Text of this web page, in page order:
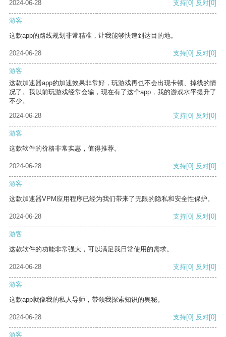
2024-06-28 支持[0] 反对[0]
游客
这款app的路线规划非常精准，让我能够快速到达目的地。
2024-06-28 支持[0] 反对[0]
游客
这款加速器app的加速效果非常好，玩游戏再也不会出现卡顿、掉线的情
况了。我以前玩游戏经常会输，现在有了这个app，我的游戏水平提升了
不少。
2024-06-28
支持[0] 反对[0]
游客
这款软件的价格非常实惠，值得推荐。
2024-06-28 支持[0] 反对[0]
游客
这款加速器VPM应用程序已经为我们带来了无限的隐私和安全性保护。
2024-06-28 支持[0] 反对[0]
游客
这款软件的功能非常强大，可以满足我日常使用的需求。
2024-06-28 支持[0] 反对[0]
游客
这款app就像我的私人导师，带领我探索知识的奥秘。
2024-06-28 支持[0] 反对[0]
游客